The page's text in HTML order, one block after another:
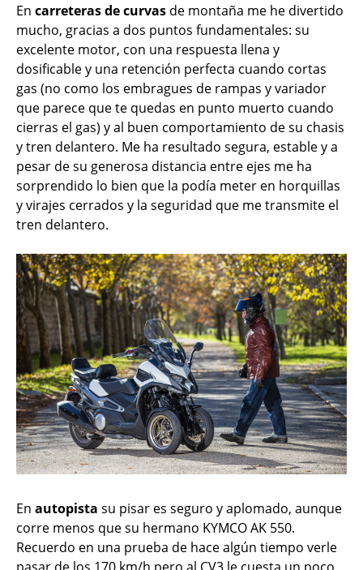
En carreteras de curvas de montaña me he divertido
mucho, gracias a dos puntos fundamentales: su
excelente motor, con una respuesta llena y
dosificable y una retención perfecta cuando cortas
gas (no como los embragues de rampas y variador
que parece que te quedas en punto muerto cuando
cierras el gas) y al buen comportamiento de su chasis
y tren delantero. Me ha resultado segura, estable y a
pesar de su generosa distancia entre ejes me ha
sorprendido lo bien que la podía meter en horquillas
y virajes cerrados y la seguridad que me transmite el
tren delantero.
En autopista su pisar es seguro y aplomado, aunque
corre menos que su hermano KYMCO AK 550.
Recuerdo en una prueba de hace algún tiempo verle